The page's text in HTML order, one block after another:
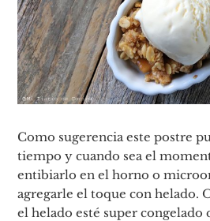
Como sugerencia este postre
tiempo y cuando sea el
entibiarlo en el horno o
agregarle el toque con helado.
el helado esté super